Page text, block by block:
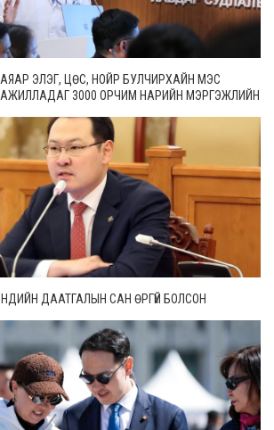
ЭЛЭГ, ЦӨС, НОЙР БУЛЧИРХАЙН МЭС
3000 ОРЧИМ НАРИЙН МЭРГЭЖЛИЙН
ДААТГАЛЫН САН ӨРГҮЙ БОЛСОН